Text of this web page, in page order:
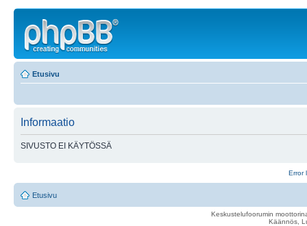
Etusivu
Informaatio
SIVUSTO EI KÄYTÖSSÄ
Error
Etusivu
Keskustelufoorumin
Käännös,